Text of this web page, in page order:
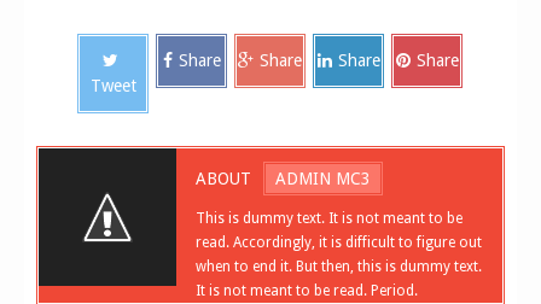
Tweet
Share Share Share Share
ABOUT ADMIN MC3
This is dummy text. It is not meant to be
read. Accordingly, it is difficult to figure out
when to end it. But then, this is dummy text.
It is not meant to be read. Period.